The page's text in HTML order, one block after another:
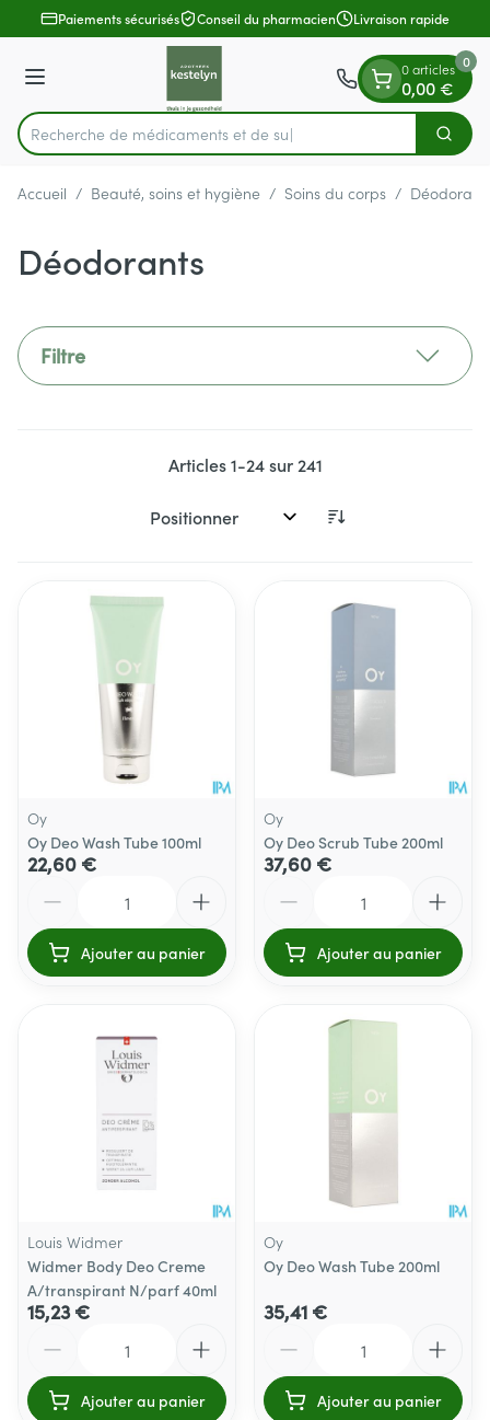
Aller au contenu
1 de 1
Paiements sécurisés Conseil du pharmacien Livraison rapide
Menu
Rechercher
Recherche de médi
0 articles
0,00 €
0
Accueil / Beauté, soins et hygiène / Soins du corps /
Déodorants
Filtre
Articles1-24sur 241
Trier par:
Oy
Oy Deo Wash Tube 100ml
22,60 €
Ajouter au panier
Oy
Oy Deo Scrub Tube 200ml
37,60 €
Ajouter au panier
Louis Widmer
Widmer Body Deo Creme
A/transpirant N/parf 40ml
15,23 €
Ajouter au panier
Oy
Oy Deo Wash Tube 200ml
35,41 €
Ajouter au panier